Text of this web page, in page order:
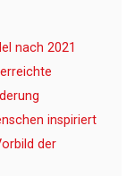
nach 2021
inspiriert
der